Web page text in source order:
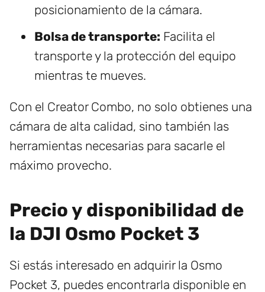
posicionamiento de la cámara.
Bolsa de transporte: Facilita el
transporte y la protección del equipo
mientras te mueves.
Con el Creator Combo, no solo obtienes una
cámara de alta calidad, sino también las
herramientas necesarias para sacarle el
máximo provecho.
Precio y disponibilidad de
la DJI Osmo Pocket 3
Si estás interesado en adquirir la Osmo
Pocket 3, puedes encontrarla disponible en